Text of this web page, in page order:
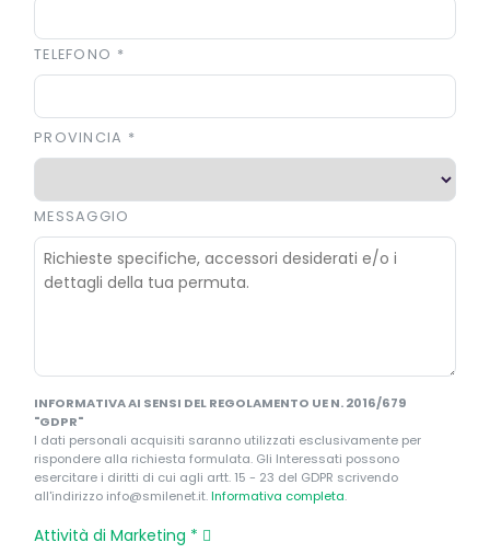
TELEFONO *
PROVINCIA *
MESSAGGIO
INFORMATIVA AI SENSI DEL REGOLAMENTO UE N. 2016/679
"GDPR"
I dati personali acquisiti saranno utilizzati esclusivamente per
rispondere alla richiesta formulata. Gli Interessati possono
esercitare i diritti di cui agli artt. 15 - 23 del GDPR scrivendo
all'indirizzo info@smilenet.it.Informativa completa.
Attività di Marketing *